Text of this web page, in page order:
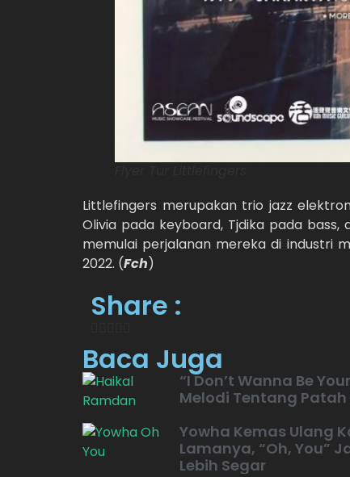
Littlefingers merupakan trio jazz
Olivia pada keyboard, Tjdika pada
memulai perjalanan mereka di industri
2022. (Fch)
Share :
Baca Juga
“I Don’t Wanna Be
Melodi Tentang
Yowha Kemas Ulang
Lamanya, “Oh, You”
Lebih Segar